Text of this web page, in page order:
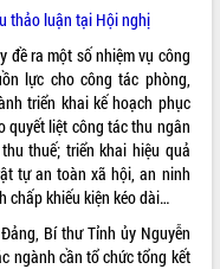
thảo luận tại Hội nghị
đề ra một số nhiệm vụ công
lực cho công tác phòng,
triển khai kế hoạch phục
quyết liệt công tác thu ngân
thuế; triển khai hiệu quả
tự an toàn xã hội, an ninh
chấp khiếu kiện kéo dài…
Bí thư Tỉnh ủy Nguyễn
ngành cần tổ chức tổng kết